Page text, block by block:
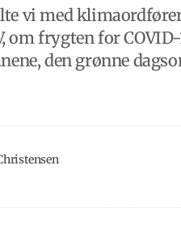
vi med
om frygten for
den grønne